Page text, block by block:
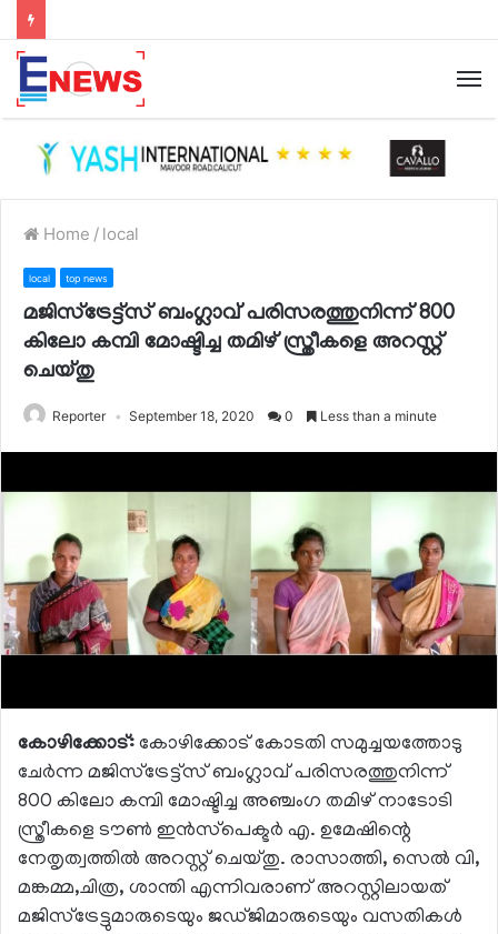
Home / local
local top news
മജിസ്‌ട്രേട്ട്‌സ് ബംഗ്ലാവ് പരിസരത്തുനിന്ന് 800
കിലോ കമ്പി മോഷ്ടിച്ച തമിഴ് സ്ത്രീകളെ അറസ്റ്റ്
ചെയ്തു
Reporter September 18, 2020 0 Less than a minute
കോഴിക്കോട്: കോഴിക്കോട് കോടതി സമുച്ചയത്തോടു
ചേര്‍ന്ന മജിസ്‌ട്രേട്ട്‌സ് ബംഗ്ലാവ് പരിസരത്തുനിന്ന്
800 കിലോ കമ്പി മോഷ്ടിച്ച അഞ്ചംഗ തമിഴ് നാടോടി
സ്ത്രീകളെ ടൗണ്‍ ഇന്‍സ്‌പെക്ടര്‍ എ. ഉമേഷിന്റെ
നേതൃത്വത്തില്‍ അറസ്റ്റ് ചെയ്തു. രാസാത്തി, സെല്‍ വി,
മങ്കമ്മ,ചിത്ര, ശാന്തി എന്നിവരാണ് അറസ്റ്റിലായത്
മജിസ്‌ട്രേട്ടുമാരുടെയും ജഡ്ജിമാരുടെയും വസതികള്‍